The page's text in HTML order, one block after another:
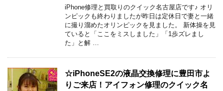
iPhone修理と買取りのクイック名古屋店です♪ オリ
ンピックも終わりましたが昨日は定休日で妻と一緒
に撮り溜めたオリンピックを見ました。 新体操を見
ていると「ここをミスしました」「1歩ズレまし
た」と解 …
☆iPhoneSE2の液晶交換修理に豊田市よ
りご来店！アイフォン修理のクイック名